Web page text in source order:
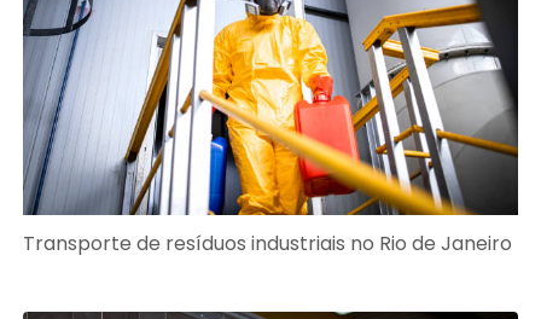
Transporte de resíduos industriais no Rio de Janeiro